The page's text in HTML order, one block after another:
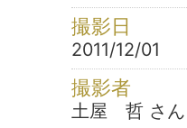
撮影日
2011/12/01
撮影者
土屋 哲 さん